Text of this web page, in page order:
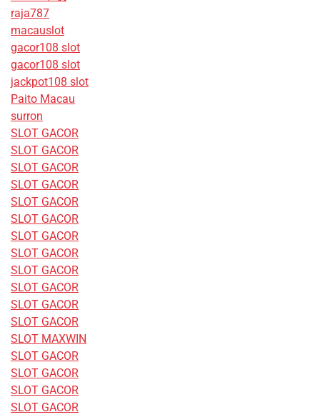
raja787
macauslot
gacor108 slot
gacor108 slot
jackpot108 slot
Paito Macau
surron
SLOT GACOR
SLOT GACOR
SLOT GACOR
SLOT GACOR
SLOT GACOR
SLOT GACOR
SLOT GACOR
SLOT GACOR
SLOT GACOR
SLOT GACOR
SLOT GACOR
SLOT GACOR
SLOT MAXWIN
SLOT GACOR
SLOT GACOR
SLOT GACOR
SLOT GACOR